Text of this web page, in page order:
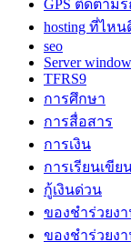
GPS ติดตามร
hosting ที่ไหน
seo
Server
TFRS9
การศึกษา
การสื่อสาร
การเงิน
การเรียนเขีย
กู้เงินด่วน
ของชำร่วยง
ของชำร่วยง